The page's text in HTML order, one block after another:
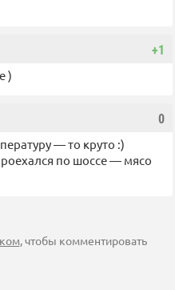
+1
)
0
— то круто :)
по шоссе — мясо
, чтобы комментировать